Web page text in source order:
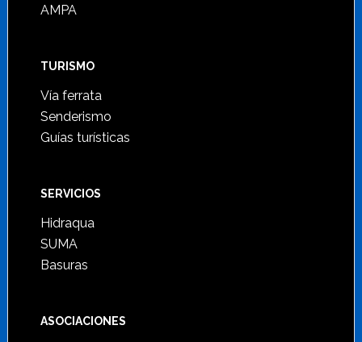
AMPA
TURISMO
Vía ferrata
Senderismo
Guías turísticas
SERVICIOS
Hidraqua
SUMA
Basuras
ASOCIACIONES